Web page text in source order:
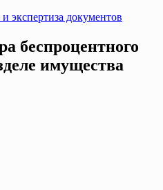
экспертиза документов
беспроцентного
имущества